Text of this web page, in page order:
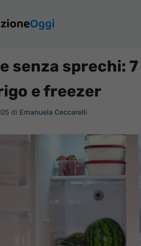
senza sprechi:
e freezer
di Emanuela Ceccarelli